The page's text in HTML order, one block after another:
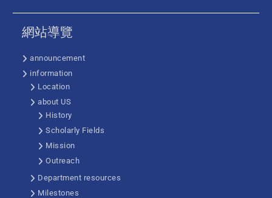
網站導覽
announcement
information
Location
about US
History
Scholarly Fields
Mission
Outreach
Department resources
Milestones